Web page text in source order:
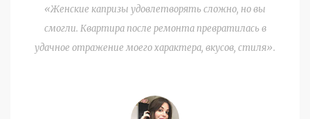
«Женские капризы удовлетворять сложно, но вы
смогли. Квартира после ремонта превратилась в
удачное отражение моего характера, вкусов, стиля».